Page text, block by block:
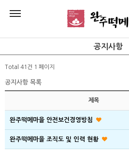
공지사항
Total 41건 1 페이지
공지사항 목록
제목
완주떡메마을 안전보건경영방침
완주떡메마을 조직도 및 인력 현황